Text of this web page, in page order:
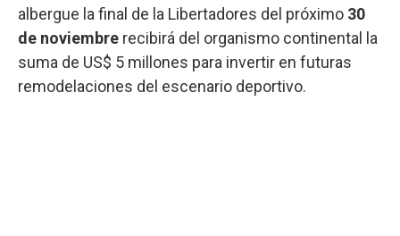
albergue la final de la Libertadores del próximo 30
de noviembre recibirá del organismo continental la
suma de US$ 5 millones para invertir en futuras
remodelaciones del escenario deportivo.